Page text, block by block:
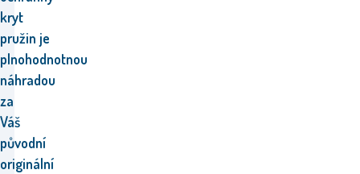
kryt
pružin je
plnohodnotnou
náhradou
za
Váš
původní
originální